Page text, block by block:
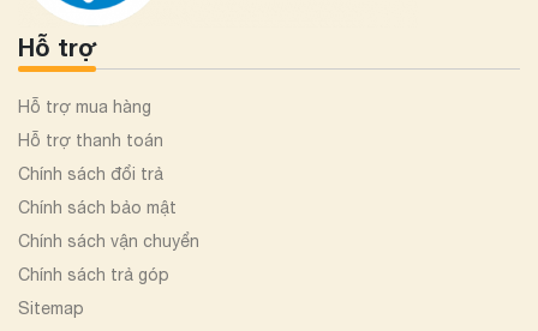
Hỗ trợ
Hỗ trợ mua hàng
Hỗ trợ thanh toán
Chính sách đổi trả
Chính sách bảo mật
Chính sách vận chuyển
Chính sách trả góp
Sitemap